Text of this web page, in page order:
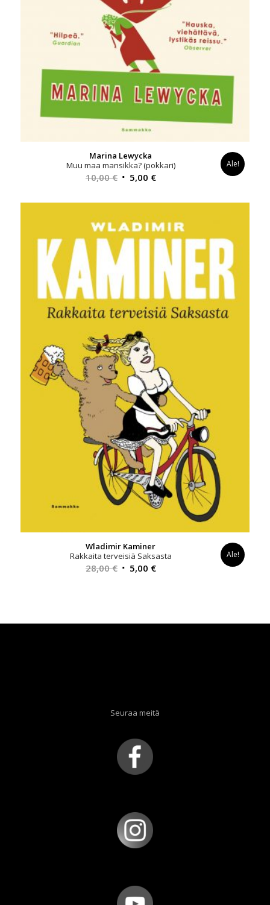
Marina Lewycka
Muu maa mansikka? (pokkari)
10,00€ Alkuperäinen
oli:
10,00 €.
5,00 €Nykyinen
on:
5,00 €.
Ale!
Wladimir Kaminer
Rakkaita terveisiä Saksasta
28,00€ Alkuperäinen
5,00 €Nykyinen
Ale!
Seuraa meitä